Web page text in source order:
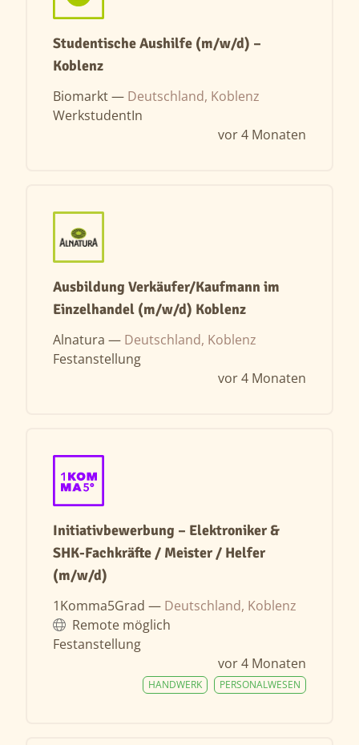
Studentische Aushilfe (m/w/d) –
Koblenz
Biomarkt — Deutschland, Koblenz
WerkstudentIn
vor 4 Monaten
Ausbildung Verkäufer/Kaufmann im
Einzelhandel (m/w/d) Koblenz
Alnatura — Deutschland, Koblenz
Festanstellung
vor 4 Monaten
Initiativbewerbung – Elektroniker &
SHK-Fachkräfte / Meister / Helfer
(m/w/d)
1Komma5Grad — Deutschland, Koblenz
Remote möglich
Festanstellung
vor 4 Monaten
PERSONALWESEN
HANDWERK